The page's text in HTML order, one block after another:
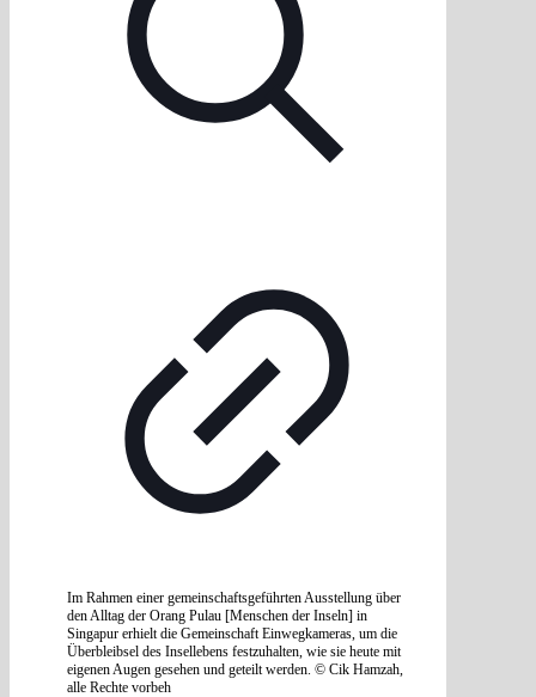
Im Rahmen einer gemeinschaftsgeführten Ausstellung über
den Alltag der Orang Pulau [Menschen der Inseln] in
Singapur erhielt die Gemeinschaft Einwegkameras, um die
Überbleibsel des Insellebens festzuhalten, wie sie heute mit
eigenen Augen gesehen und geteilt werden. © Cik Hamzah,
alle Rechte vorbeh